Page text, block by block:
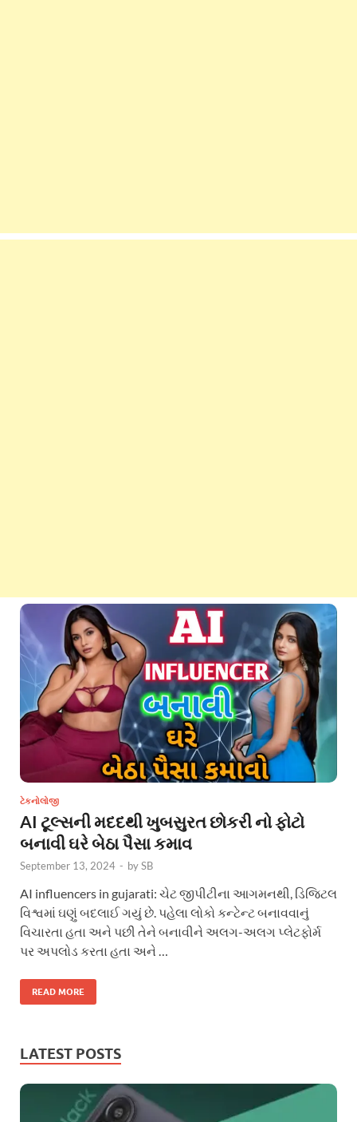
ટેકનોલોજી
AI ટૂલ્સની મદદથી ખુબસુરત છોકરી નો ફોટો
બનાવી ઘરે બેઠા પૈસા કમાવ
September 13, 2024 - bySB
AI influencers in gujarati: ચેટ જીપીટીના આગમનથી, ડિજિટલ
વિશ્વમાં ઘણું બદલાઈ ગયું છે. પહેલા લોકો કન્ટેન્ટ બનાવવાનું
વિચારતા હતા અને પછી તેને બનાવીને અલગ-અલગ પ્લેટફોર્મ
પર અપલોડ કરતા હતા અને …
READ MORE
LATEST POSTS